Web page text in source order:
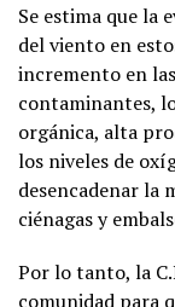
Se estima que la
del viento en
incremento en
contaminantes,
orgánica, alta
los niveles de
desencadenar la
ciénagas y
Por lo tanto, la
comunidad para